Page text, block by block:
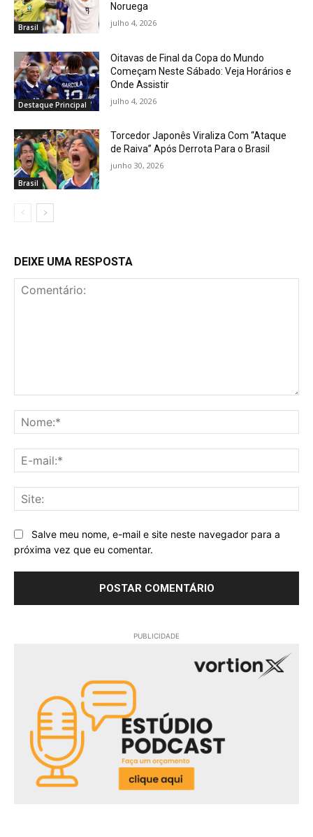
Brasil
Noruega
julho 4, 2026
Destaque Principal
Oitavas de Final da Copa do Mundo
Começam Neste Sábado: Veja Horários e
Onde Assistir
julho 4, 2026
Brasil
Torcedor Japonês Viraliza Com “Ataque
de Raiva” Após Derrota Para o Brasil
junho 30, 2026
DEIXE UMA RESPOSTA
Salve meu nome, e-mail e site neste navegador para a
próxima vez que eu comentar.
PUBLICIDADE